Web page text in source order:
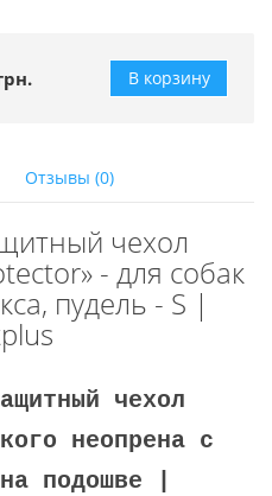
В корзину
Отзывы (0)
чехол
- для собак
пудель - S |
чехол
неопрена с
подошве |